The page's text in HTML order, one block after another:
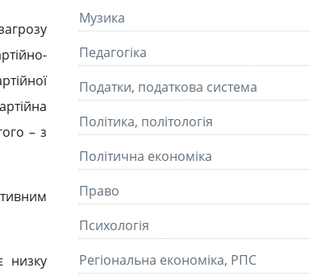
– з
низку
Музика
Педагогіка
Податки, податкова система
Політика, політологія
Політична економіка
Право
Психологія
Регіональна економіка, РПС